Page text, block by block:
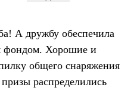
А дружбу обеспечила
фондом. Хорошие и
общего снаряжения
распределились